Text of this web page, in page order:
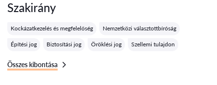
Szakirány
Kockázatkezelés és megfelelőség Nemzetközi választottbíróság
Építési jog Biztosítási jog Öröklési jog Szellemi tulajdon
Összes kibontása